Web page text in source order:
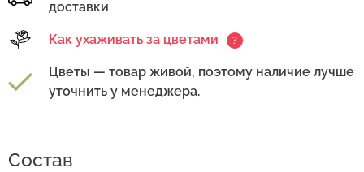
доставки
Как ухаживать за цветами ?
Цветы — товар живой, поэтому наличие лучше
уточнить у менеджера.
Состав